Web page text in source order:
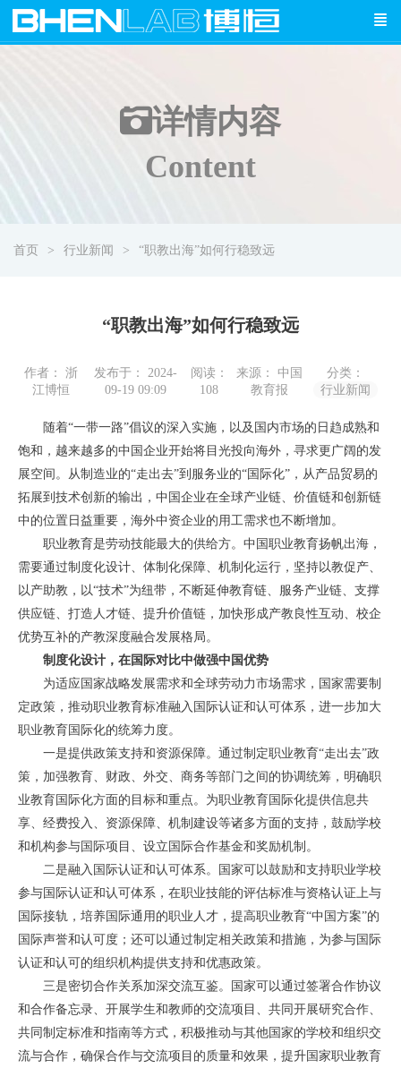
详情内容
Content
首页 行业新闻 “职教出海”如何行稳致远
“职教出海”如何行稳致远
作者： 浙
江博恒
发布于： 2024-
09-19 09:09
阅读：
108
来源： 中国
教育报
分类：
行业新闻
随着“一带一路”倡议的深入实施，以及国内市场的日趋成熟和
饱和，越来越多的中国企业开始将目光投向海外，寻求更广阔的发
展空间。从制造业的“走出去”到服务业的“国际化”，从产品贸易的
拓展到技术创新的输出，中国企业在全球产业链、价值链和创新链
中的位置日益重要，海外中资企业的用工需求也不断增加。
职业教育是劳动技能最大的供给方。中国职业教育扬帆出海，
需要通过制度化设计、体制化保障、机制化运行，坚持以教促产、
以产助教，以“技术”为纽带，不断延伸教育链、服务产业链、支撑
供应链、打造人才链、提升价值链，加快形成产教良性互动、校企
优势互补的产教深度融合发展格局。
制度化设计，在国际对比中做强中国优势
为适应国家战略发展需求和全球劳动力市场需求，国家需要制
定政策，推动职业教育标准融入国际认证和认可体系，进一步加大
职业教育国际化的统筹力度。
一是提供政策支持和资源保障。通过制定职业教育“走出去”政
策，加强教育、财政、外交、商务等部门之间的协调统筹，明确职
业教育国际化方面的目标和重点。为职业教育国际化提供信息共
享、经费投入、资源保障、机制建设等诸多方面的支持，鼓励学校
和机构参与国际项目、设立国际合作基金和奖励机制。
二是融入国际认证和认可体系。国家可以鼓励和支持职业学校
参与国际认证和认可体系，在职业技能的评估标准与资格认证上与
国际接轨，培养国际通用的职业人才，提高职业教育“中国方案”的
国际声誉和认可度；还可以通过制定相关政策和措施，为参与国际
认证和认可的组织机构提供支持和优惠政策。
三是密切合作关系加深交流互鉴。国家可以通过签署合作协议
和合作备忘录、开展学生和教师的交流项目、共同开展研究合作、
共同制定标准和指南等方式，积极推动与其他国家的学校和组织交
流与合作，确保合作与交流项目的质量和效果，提升国家职业教育